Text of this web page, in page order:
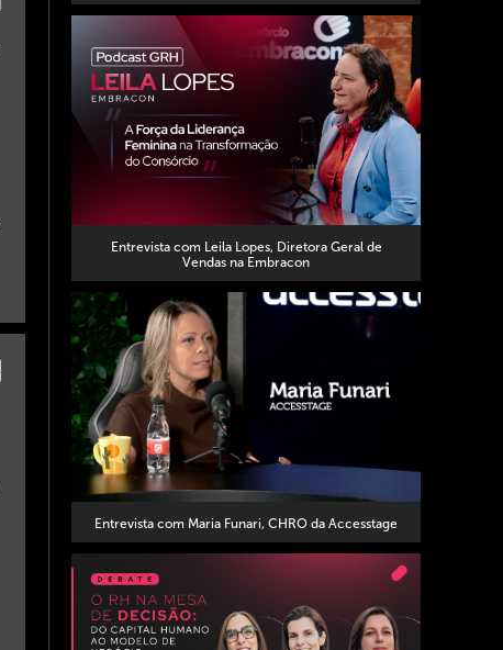
Entrevista com Leila Lopes, Diretora Geral de
Vendas na Embracon
Entrevista com Maria Funari, CHRO da Accesstage